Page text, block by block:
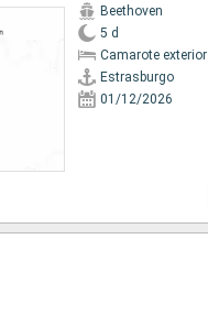
Beethoven
5 d
Camarote exterior
Estrasburgo
01/12/2026